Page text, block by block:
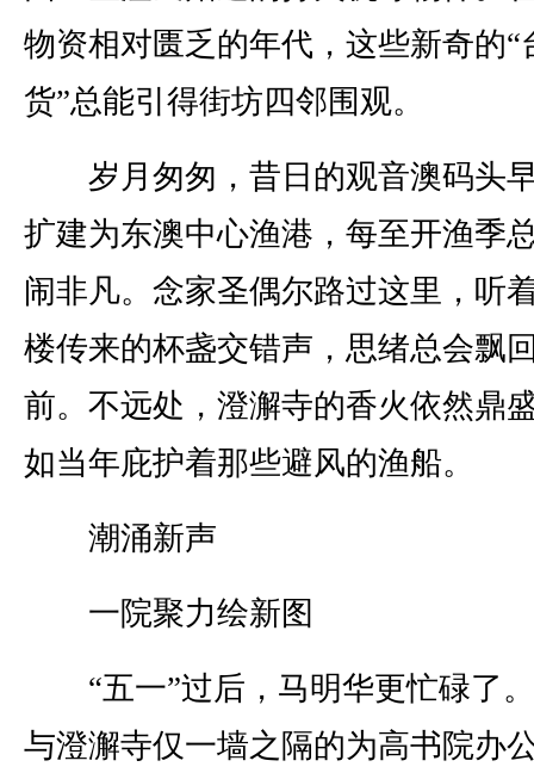
物资相对匮乏的年代，这些新奇的“
货”总能引得街坊四邻围观。
岁月匆匆，昔日的观音澳码头
扩建为东澳中心渔港，每至开渔季
闹非凡。念家圣偶尔路过这里，听
楼传来的杯盏交错声，思绪总会飘
前。不远处，澄澥寺的香火依然鼎
如当年庇护着那些避风的渔船。
潮涌新声
一院聚力绘新图
“五一”过后，马明华更忙碌了
与澄澥寺仅一墙之隔的为高书院办